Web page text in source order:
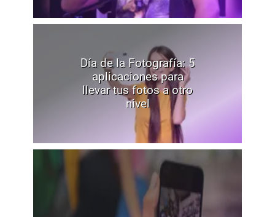
Día de la Fotografía: 5
aplicaciones para
llevar tus fotos a otro
nivel